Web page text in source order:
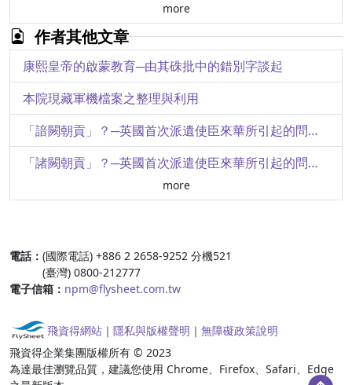
漢朝漆器紋飾初探（五）─人物紋（下）
新石器時代陶器發展概況
奪得千峯翠色來─記中國的傳統青瓷在芝加哥展出的經過
商周青銅酒器
故宮新藏周初伯簋考說
more
作者其他文章
康熙皇帝的啟蒙教育─由其硃批中的錯別字談起
本院現藏軍機檔案之整理與利用
「諳闕朝貢」？─英國首次派遺使臣來華所引起的問題（下）
「諸闕朝貢」？─英國首次派遣使臣來華所引起的問題（上）
纂輯四庫全書的另一面─乾隆的禁燬書籍
十全老人與香妃
千叟宴與多寶格─乾隆皇帝這個人
百歲觀場童子試─科舉奇譚
more
電話： (國際電話) +886 2 2658-9252 分機521
(臺灣) 0800-212777
電子信箱： npm@flysheet.com.tw
飛資得網站 ｜ 隱私與版權聲明 ｜ 無障礙政策說明
飛資得企業集團版權所有 © 2023
為達最佳瀏覽品質，建議您使用 Chrome、Firefox、Safari、Edge